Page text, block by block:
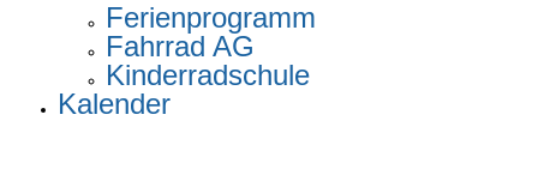
Ferienprogramm
Fahrrad AG
Kinderradschule
Kalender